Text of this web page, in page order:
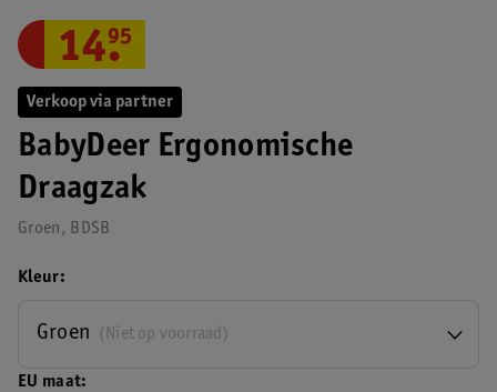
Verkoop via partner
BabyDeer Ergonomische
Draagzak
Groen, BDSB
14.
95
EU maat
Kleur
(Niet op voorraad)
Groen